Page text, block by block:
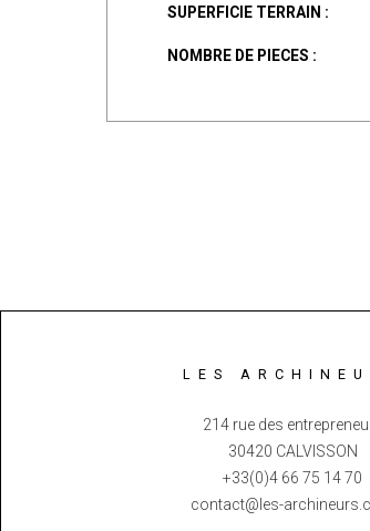
SUPERFICIE TERRAIN :
NOMBRE DE PIECES :
LES
214 rue des
30420 CALVISSON
+33(0)4 66 75 14 70
contact@les-